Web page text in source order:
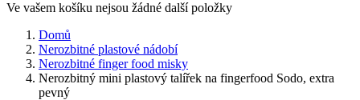
Ve vašem košíku nejsou žádné další položky
Domů
Nerozbitné plastové nádobí
Nerozbitné finger food misky
Nerozbitný mini plastový talířek na fingerfood Sodo, extra
pevný